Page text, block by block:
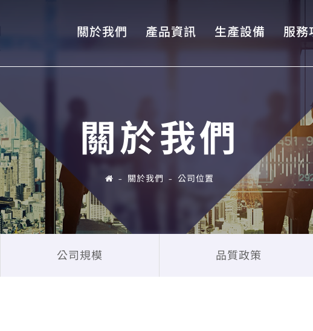
關於我們 產品資訊 生產設備 服務
關於我們
關於我們 公司位置
公司規模 品質政策